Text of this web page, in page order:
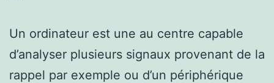
Un ordinateur est une au centre capable
d’analyser plusieurs signaux provenant de la
rappel par exemple ou d’un périphérique